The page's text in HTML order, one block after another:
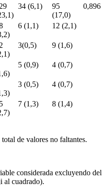
34 (6,1)
95
(17,0)
0,896
6 (1,1) 12 (2,1)
3(0,5) 9 (1,6)
5 (0,9) 4 (0,7)
3 (0,5) 4 (0,7)
7 (1,3) 8 (1,4)
de valores no faltantes.
considerada excluyendo del
al cuadrado).